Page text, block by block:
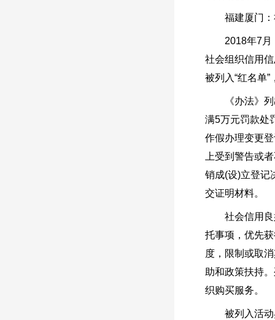
福建厦门：
2018年7月，
社会组织信用
被列入“红名单
《办法》列出
满5万元罚款处
作假办理变更
上受到警告或
销成(设)立登记
交证明材料。
社会信用良好
托事项，优先
度，限制或取
助和政策扶持
织购买服务。
被列入活动异